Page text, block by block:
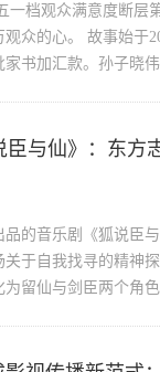
一档观众满意度断
众的心。 故事始于
书加汇款。孙子晓
臣与仙》：东方
品的音乐剧《狐说臣
于自我找寻的精神
留仙与剑臣两个角